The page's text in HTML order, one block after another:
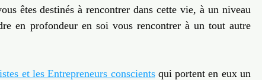
êtes destinés à rencontrer dans cette vie, à un niveau
en profondeur en soi vous rencontrer à un tout autre
et les Entrepreneurs conscients qui portent en eux un